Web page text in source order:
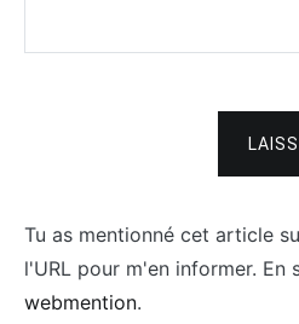
Tu as mentionné cet article
l'URL pour m'en informer. En
webmention.